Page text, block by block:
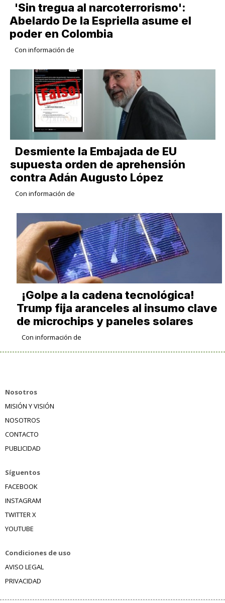
​'Sin tregua al narcoterrorismo':
Abelardo De la Espriella asume el
poder en Colombia
Con información de
Desmiente la Embajada de EU
supuesta orden de aprehensión
contra Adán Augusto López
Con información de
¡Golpe a la cadena tecnológica!
Trump fija aranceles al insumo clave
de microchips y paneles solares
Con información de
Nosotros
MISIÓN Y VISIÓN
NOSOTROS
CONTACTO
PUBLICIDAD
Síguentos
FACEBOOK
INSTAGRAM
TWITTER X
YOUTUBE
Condiciones de uso
AVISO LEGAL
PRIVACIDAD